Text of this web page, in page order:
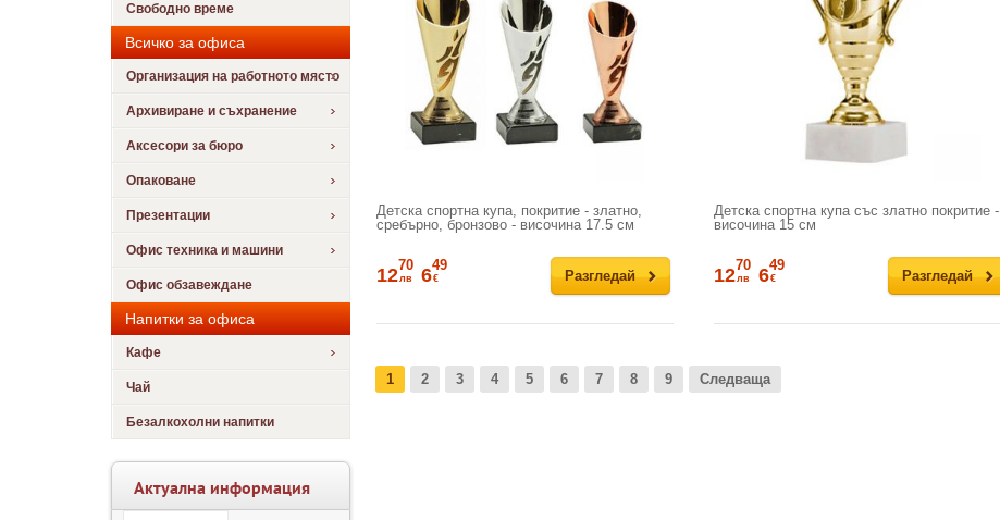
Свободно време
Всичко за офиса
Организация на работното място
Архивиране и съхранение
Аксесори за бюро
Опаковане
Презентации
Офис техника и машини
Офис обзавеждане
Напитки за офиса
Кафе
Чай
Безалкохолни напитки
Актуална информация
Детска спортна купа, покритие - златно,
сребърно, бронзово - височина 17.5 см
Разгледай
1270
лв 649
€
Детска спортна купа със златно покритие -
височина 15 см
Разгледай
1270
лв 649
€
1 2 3 4 5 6 7 8 9 Следваща